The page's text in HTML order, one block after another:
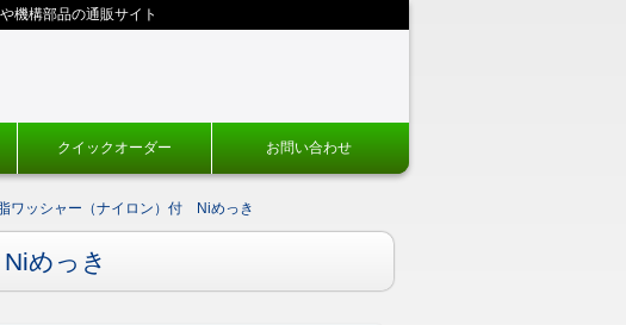
機構部品の通販サイト
クイックオーダー お問い合わせ
ワッシャー（ナイロン）付 Niめっき
めっき